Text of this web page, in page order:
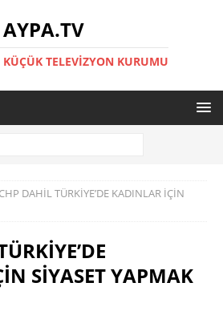
AYPA.TV
TELEVIZYON KURUMU
DAHİL TÜRKİYE’DE KADINLAR İÇİN
SİYASET YAPMAK